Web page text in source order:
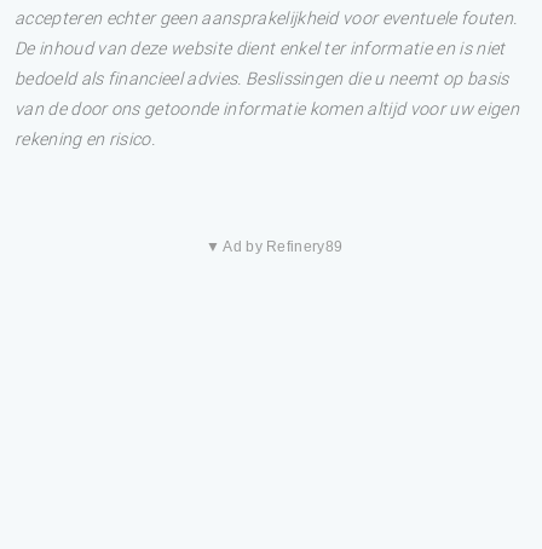
accepteren echter geen aansprakelijkheid voor eventuele fouten.
De inhoud van deze website dient enkel ter informatie en is niet
bedoeld als financieel advies. Beslissingen die u neemt op basis
van de door ons getoonde informatie komen altijd voor uw eigen
rekening en risico.
▼ Ad by Refinery89